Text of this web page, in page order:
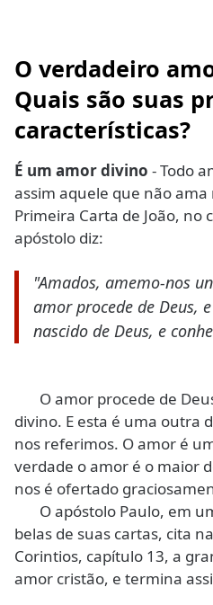
O verdadeiro
Quais são suas
características?
É um amor divino - Todo
assim aquele que não ama
Primeira Carta de João, no
apóstolo diz:
"Amados, amemo-nos
amor procede de Deus,
nascido de Deus, e
O amor procede de
divino. E esta é uma outra
nos referimos. O amor é
verdade o amor é o maior
nos é ofertado
O apóstolo Paulo, em
belas de suas cartas, cita
Corintios, capítulo 13, a
amor cristão, e termina